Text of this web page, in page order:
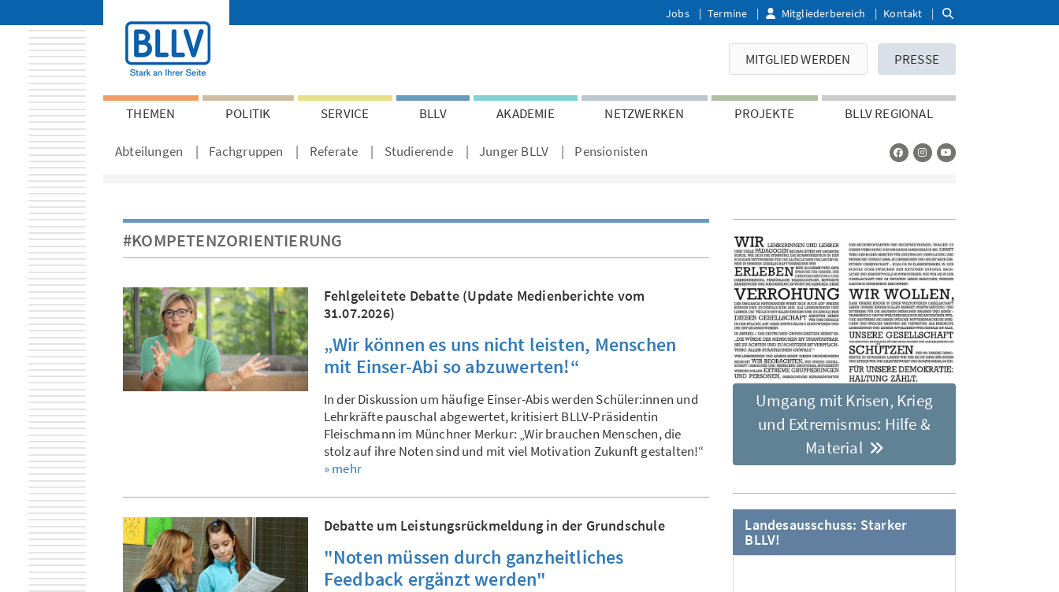
Jobs Termine Mitgliederbereich Kontakt
MITGLIED WERDEN PRESSE
THEMEN POLITIK SERVICE BLLV AKADEMIE NETZWERKEN PROJEKTE BLLV REGIONAL
Abteilungen Fachgruppen Referate Studierende Junger BLLV Pensionisten
#KOMPETENZORIENTIERUNG
Fehlgeleitete Debatte (Update Medienberichte vom
31.07.2026)
„Wir können es uns nicht leisten, Menschen
mit Einser-Abi so abzuwerten!“
In der Diskussion um häufige Einser-Abis werden Schüler:innen und
Lehrkräfte pauschal abgewertet, kritisiert BLLV-Präsidentin
Fleischmann im Münchner Merkur: „Wir brauchen Menschen, die
stolz auf ihre Noten sind und mit viel Motivation Zukunft gestalten!“
» mehr
Debatte um Leistungsrückmeldung in der Grundschule
"Noten müssen durch ganzheitliches
Feedback ergänzt werden"
Umgang mit Krisen, Krieg
und Extremismus: Hilfe &
Material
Landesausschuss: Starker
BLLV!